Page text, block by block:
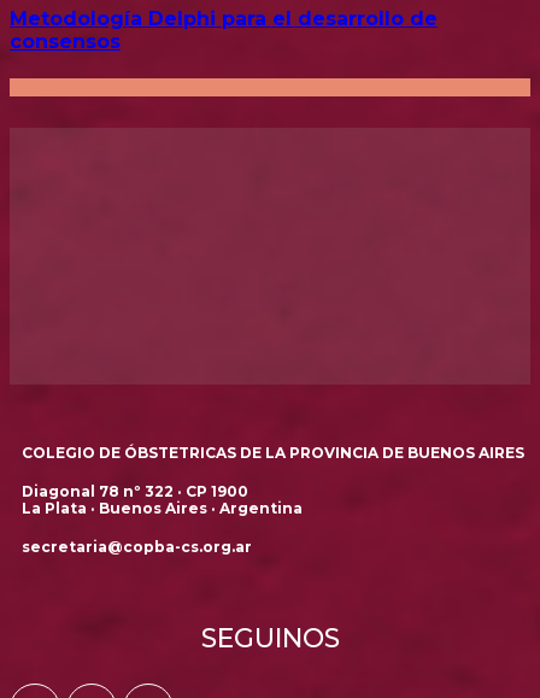
Metodología Delphi para el desarrollo de
consensos
COLEGIO DE ÓBSTETRICAS DE LA PROVINCIA DE BUENOS AIRES
Diagonal 78 nº 322 · CP 1900
La Plata · Buenos Aires · Argentina
secretaria@copba-cs.org.ar
SEGUINOS